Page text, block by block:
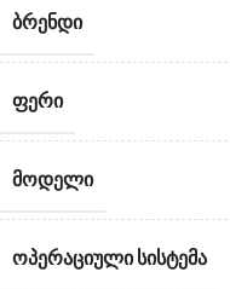
ᲑᲠᲔᲜᲓᲘ
ᲤᲔᲠᲘ
ᲛᲝᲓᲔᲚᲘ
ᲝᲞᲔᲠᲐᲪᲘᲣᲚᲘ ᲡᲘᲡᲢᲔᲛᲐ